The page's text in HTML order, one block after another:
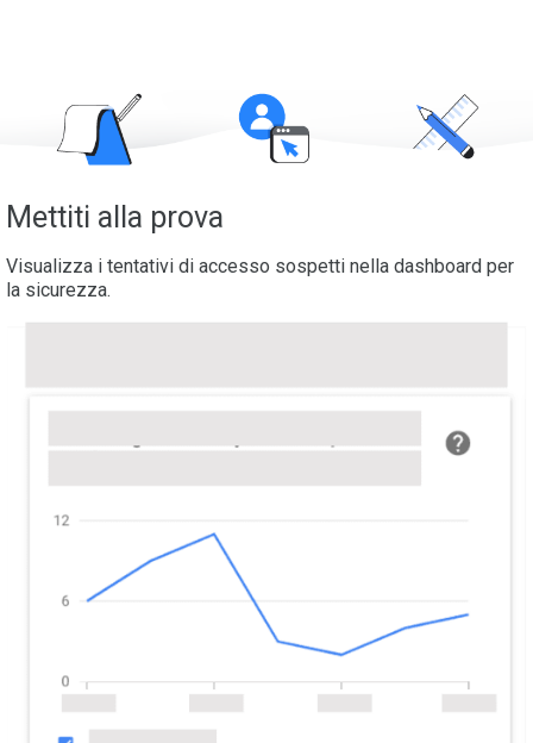
Mettiti alla prova
Visualizza i tentativi di accesso sospetti nella dashboard per
la sicurezza.